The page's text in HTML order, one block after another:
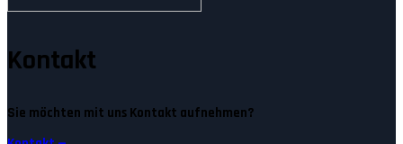
Kontakt
Sie möchten mit uns Kontakt aufnehmen?